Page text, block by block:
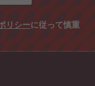
リシーに従って慎重